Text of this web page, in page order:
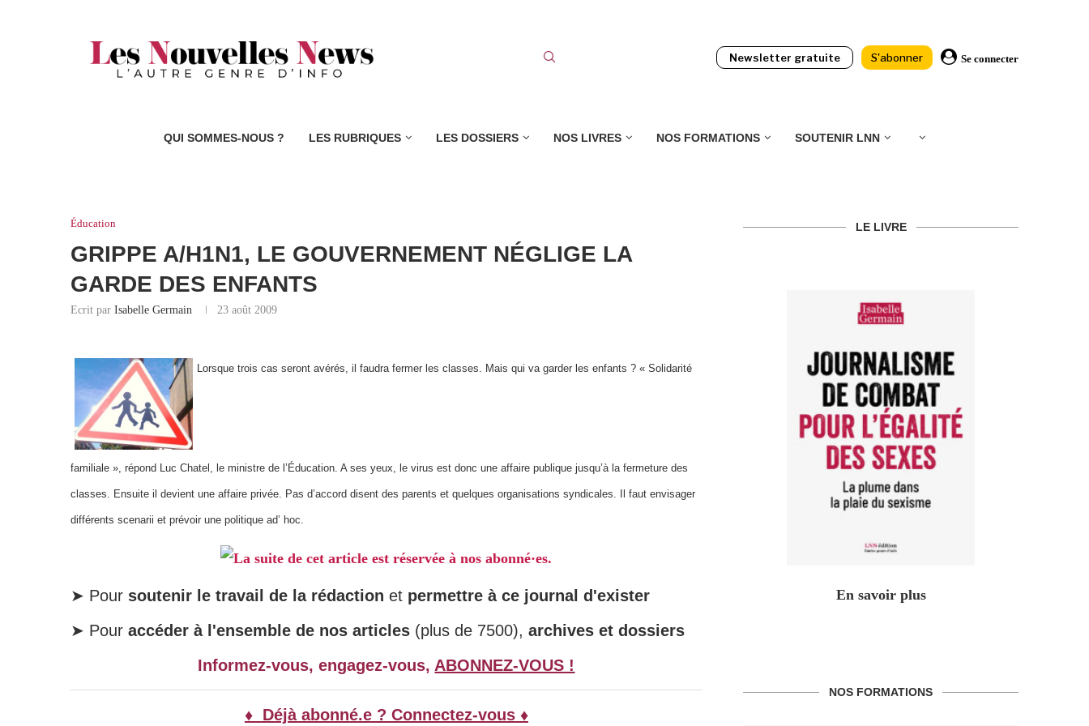
Newsletter gratuite S'abonner Se connecter
QUI SOMMES-NOUS ? LES RUBRIQUES LES DOSSIERS NOS LIVRES NOS FORMATIONS SOUTENIR LNN
Éducation
GRIPPE A/H1N1, LE GOUVERNEMENT NÉGLIGE LA
GARDE DES ENFANTS
Ecrit par Isabelle Germain 23 août 2009
Lorsque trois cas seront avérés, il faudra fermer les classes. Mais qui va garder les enfants ? « Solidarité
familiale », répond Luc Chatel, le ministre de l’Éducation. A ses yeux, le virus est donc une affaire publique jusqu’à la fermeture des
classes. Ensuite il devient une affaire privée. Pas d’accord disent des parents et quelques organisations syndicales. Il faut envisager
différents scenarii et prévoir une politique ad’ hoc.
La suite de cet article est réservée à nos abonné·es.
➤ Pour soutenir le travail de la rédaction et permettre à ce journal d'exister
➤ Pour accéder à l'ensemble de nos articles (plus de 7500), archives et dossiers
Informez-vous, engagez-vous, ABONNEZ-VOUS !
♦ Déjà abonné.e ? Connectez-vous ♦
LE LIVRE
En savoir plus
NOS FORMATIONS